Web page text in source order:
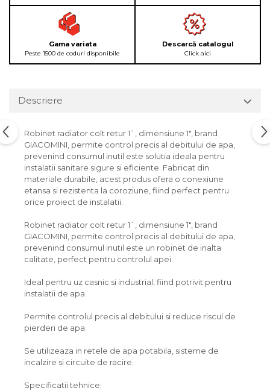
Gama variata
Peste 1500 de coduri disponibile
Descarcă catalogul
Click aici
Descriere
Robinet radiator colt retur 1`, dimensiune 1", brand
GIACOMINI, permite control precis al debitului de apa,
prevenind consumul inutil este solutia ideala pentru
instalatii sanitare sigure si eficiente. Fabricat din
materiale durabile, acest produs ofera o conexiune
etansa si rezistenta la coroziune, fiind perfect pentru
orice proiect de instalatii.
Robinet radiator colt retur 1`, dimensiune 1", brand
GIACOMINI, permite control precis al debitului de apa,
prevenind consumul inutil este un robinet de inalta
calitate, perfect pentru controlul apei.
Ideal pentru uz casnic si industrial, fiind potrivit pentru
instalatii de apa.
Permite controlul precis al debitului si reduce riscul de
pierderi de apa.
Se utilizeaza in retele de apa potabila, sisteme de
incalzire si circuite de racire.
Specificatii tehnice: